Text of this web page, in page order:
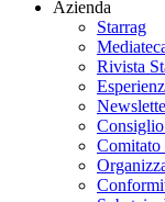
Azienda
Starrag
Rivista
Comitato